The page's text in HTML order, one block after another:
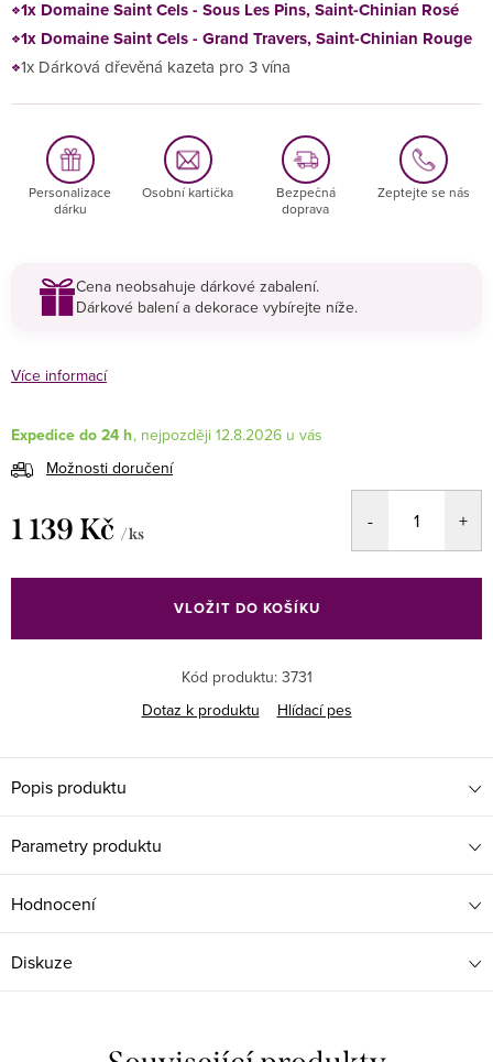
1x Domaine Saint Cels - Sous Les Pins, Saint-Chinian Rosé
1x Domaine Saint Cels - Grand Travers, Saint-Chinian Rouge
1x Dárková dřevěná kazeta pro 3 vína
Personalizace
dárku
Osobní kartička
Bezpečná
doprava
Zeptejte se nás
Cena neobsahuje dárkové zabalení.
Dárkové balení a dekorace vybírejte níže.
Více informací
Expedice do 24 h
12.8.2026
Možnosti doručení
1 139 Kč / ks
cena:
VLOŽIT DO KOŠÍKU
Kód produktu: 3731
Dotaz k produktu
Hlídací pes
Popis produktu
Parametry produktu
Hodnocení
Diskuze